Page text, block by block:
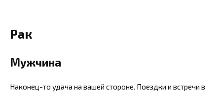
Рак
Мужчина
Наконец-то удача на вашей стороне. Поездки и встречи в